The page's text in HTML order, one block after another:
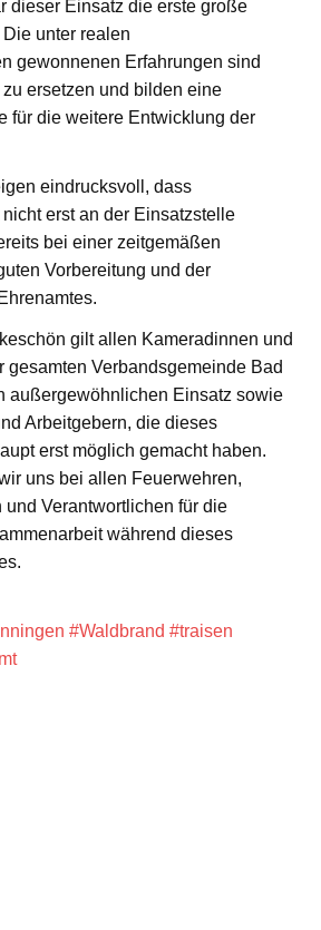
dieser Einsatz die erste große
unter realen
gewonnenen Erfahrungen sind
ersetzen und bilden eine
für die weitere Entwicklung der
eindrucksvoll, dass
erst an der Einsatzstelle
bei einer zeitgemäßen
Vorbereitung und der
gilt allen Kameradinnen und
gesamten Verbandsgemeinde Bad
außergewöhnlichen Einsatz sowie
Arbeitgebern, die dieses
erst möglich gemacht haben.
uns bei allen Feuerwehren,
Verantwortlichen für die
während dieses
#Waldbrand #traisen